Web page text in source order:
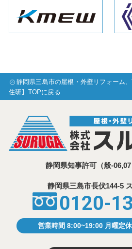
静岡県三島市の屋根・外壁リフォーム
住研】TOPに戻る
静岡県知事許可（般-
静岡県三島市⾧伏144-5
0120-
営業時間 8:00~19:00 月曜定